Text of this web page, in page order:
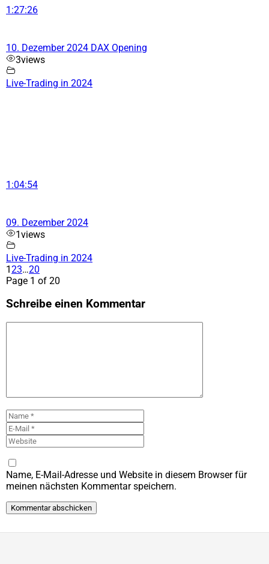
1:27:26
10. Dezember 2024 DAX Opening
3views
Live-Trading in 2024
1:04:54
09. Dezember 2024
1views
Live-Trading in 2024
123…20
Page 1 of 20
Schreibe einen Kommentar
Name
Mail
Name, E-Mail-Adresse und Website in diesem Browser für
meinen nächsten Kommentar speichern.